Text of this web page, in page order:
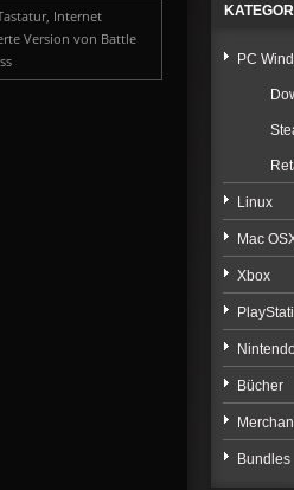
Internet
Version von Battle
PC
Linux
Mac
Xbox
Bücher
Bundles